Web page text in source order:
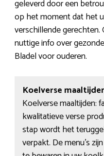
geleverd door een
op het moment dat het
verschillende
nuttige info over
Bladel voor ouderen.
Koelverse
Koelverse maaltijden:
kwalitatieve verse
stap wordt het
verpakt. De menu’s